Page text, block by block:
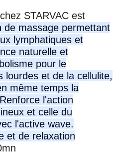
STARVAC est
de massage permettant
lymphatiques et
naturelle et
pour le
lourdes et de la cellulite,
même temps la
l'action
et celle du
l'active wave.
et de relaxation